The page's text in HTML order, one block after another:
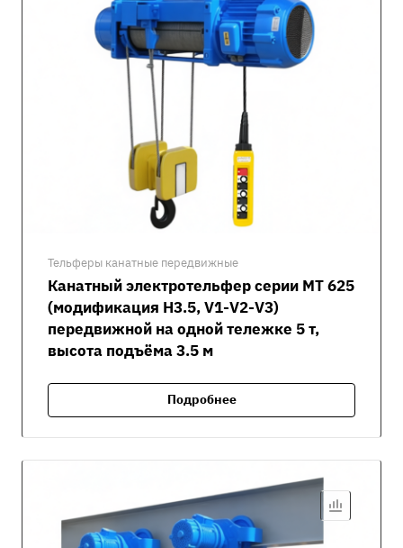
Тельферы канатные передвижные
Канатный электротельфер серии MT 625
(модификация H3.5, V1-V2-V3)
передвижной на одной тележке 5 т,
высота подъёма 3.5 м
Подробнее